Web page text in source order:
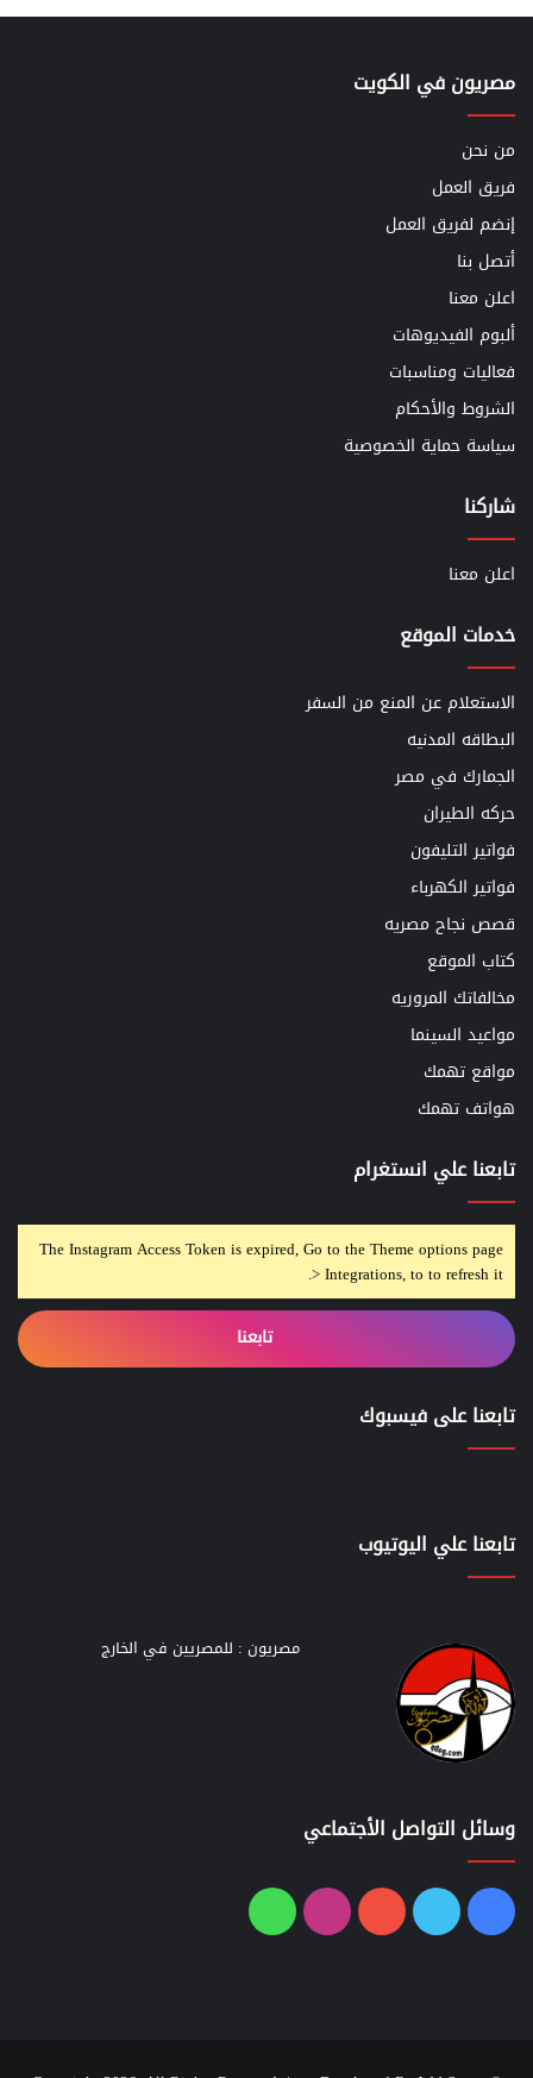
مصريون في الكويت
من نحن
فريق العمل
إنضم لفريق العمل
أتصل بنا
اعلن معنا
ألبوم الفيديوهات
فعاليات ومناسبات
الشروط والأحكام
سياسة حماية الخصوصية
شاركنا
اعلن معنا
خدمات الموقع
الاستعلام عن المنع من السفر
البطاقه المدنيه
الجمارك في مصر
حركه الطيران
فواتير التليفون
فواتير الكهرباء
قصص نجاح مصريه
كتاب الموقع
مخالفاتك المروريه
مواعيد السينما
مواقع تهمك
هواتف تهمك
تابعنا علي انستغرام
The Instagram Access Token is expired, Go to the Theme options page
> Integrations, to to refresh it.
تابعنا
تابعنا على فيسبوك
تابعنا علي اليوتيوب
مصريون : للمصريين في الخارج
وسائل التواصل الأجتماعي
فيسبوك
تويتر يوتيوبانستقرامواتساب